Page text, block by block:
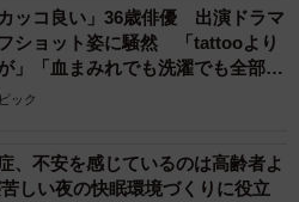
カッコ良い」36歳俳優 出演ドラマ
ショット姿に騒然 「tattooより
」「血まみれでも洗濯でも全部か
ック
、不安を感じているのは高齢者よ
しい夜の快眠環境づくりに役立